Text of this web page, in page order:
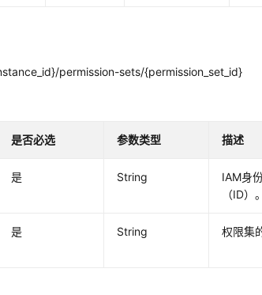
permission-sets/{permission_set_id}
是否必选 参数类型 描述
是 String
IAM身
（ID）。
是 String 权限集